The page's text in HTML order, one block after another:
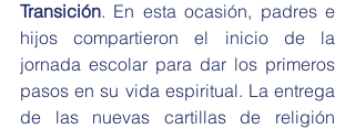
Transición. En esta ocasión, padres e
hijos compartieron el inicio de la
jornada escolar para dar los primeros
pasos en su vida espiritual. La entrega
de las nuevas cartillas de religión